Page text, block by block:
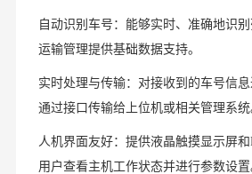
自动识别车号：能够实时、准确地识
运输管理提供基础数据支持。
实时处理与传输：对接收到的车号信
通过接口传输给上位机或相关管理系统
人机界面友好：提供液晶触摸显示屏
用户查看主机工作状态并进行参数设置